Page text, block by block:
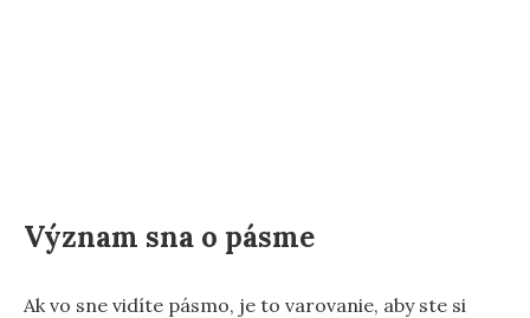
Význam sna o pásme
Ak vo sne vidíte pásmo, je to varovanie, aby ste si